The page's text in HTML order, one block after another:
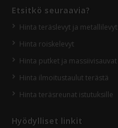
Etsitkö seuraavia?
Hinta teräslevyt ja metallilevyt
Hinta roiskelevyt
Hinta putket ja massiivisauvat
Hinta ilmoitustaulut terästä
Hinta teräsreunat istutuksille
Hyödylliset linkit